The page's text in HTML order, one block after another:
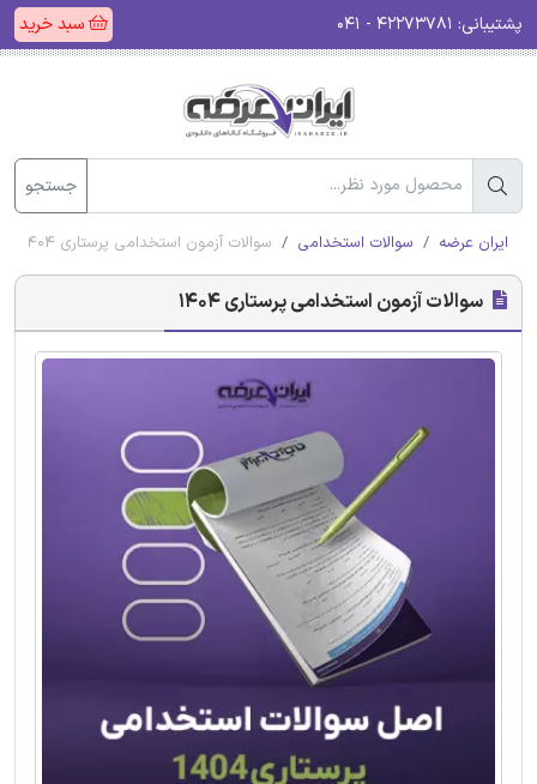
پشتیبانی: سبد خرید
جستجو
ایران عرضه سوالات استخدامی سوالات آزمون استخدامی پرستاری 1404
سوالات آزمون استخدامی پرستاری 1404